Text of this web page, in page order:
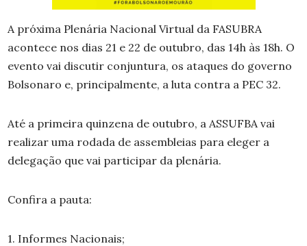
A próxima Plenária Nacional Virtual da FASUBRA
acontece nos dias 21 e 22 de outubro, das 14h às 18h. O
evento vai discutir conjuntura, os ataques do governo
Bolsonaro e, principalmente, a luta contra a PEC 32.
Até a primeira quinzena de outubro, a ASSUFBA vai
realizar uma rodada de assembleias para eleger a
delegação que vai participar da plenária.
Confira a pauta:
1. Informes Nacionais;